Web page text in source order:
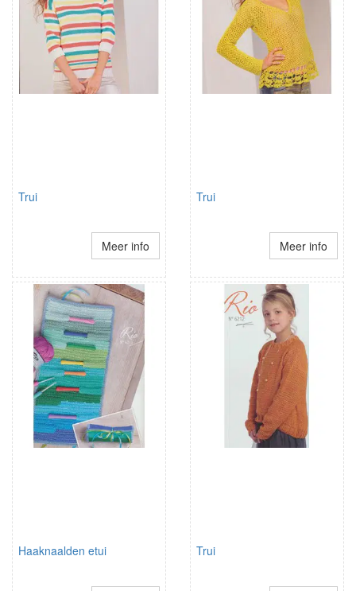
Trui
Meer info
Trui
Meer info
Haaknaalden etui Trui